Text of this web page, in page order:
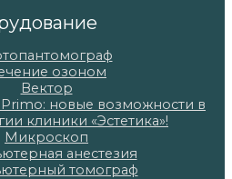
озоном
Вектор
новые возможности в
клиники «Эстетика»!
Микроскоп
анестезия
томограф